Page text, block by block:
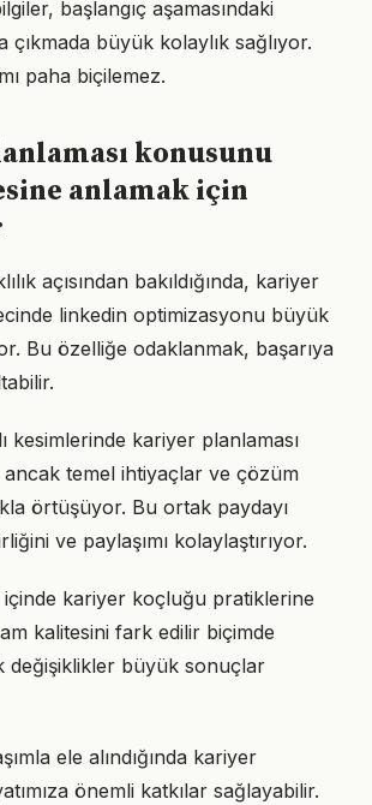
başlangıç aşamasındaki
büyük kolaylık sağlıyor.
paha biçilemez.
konusunu
anlamak için
açısından bakıldığında, kariyer
linkedin optimizasyonu büyük
Bu özelliğe odaklanmak, başarıya
kesimlerinde kariyer planlaması
ancak temel ihtiyaçlar ve çözüm
örtüşüyor. Bu ortak paydayı
ve paylaşımı kolaylaştırıyor.
kariyer koçluğu pratiklerine
kalitesini fark edilir biçimde
değişiklikler büyük sonuçlar
ele alındığında kariyer
önemli katkılar sağlayabilir.